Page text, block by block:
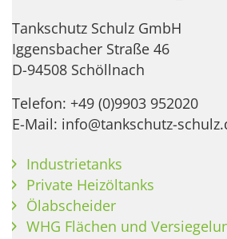
Tankschutz Schulz GmbH
Iggensbacher Straße 46
D-94508 Schöllnach
Telefon: +49 (0)9903 952020
E-Mail: info@tankschutz-
Industrietanks
Private Heizöltanks
Ölabscheider
WHG Flächen und